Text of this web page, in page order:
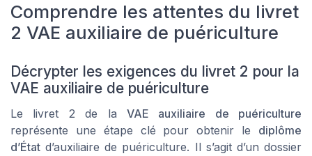
Comprendre les attentes du livret
2 VAE auxiliaire de puériculture
Décrypter les exigences du livret 2 pour la
VAE auxiliaire de puériculture
Le livret 2 de la VAE auxiliaire de puériculture
représente une étape clé pour obtenir le diplôme
d’État d’auxiliaire de puériculture. Il s’agit d’un dossier